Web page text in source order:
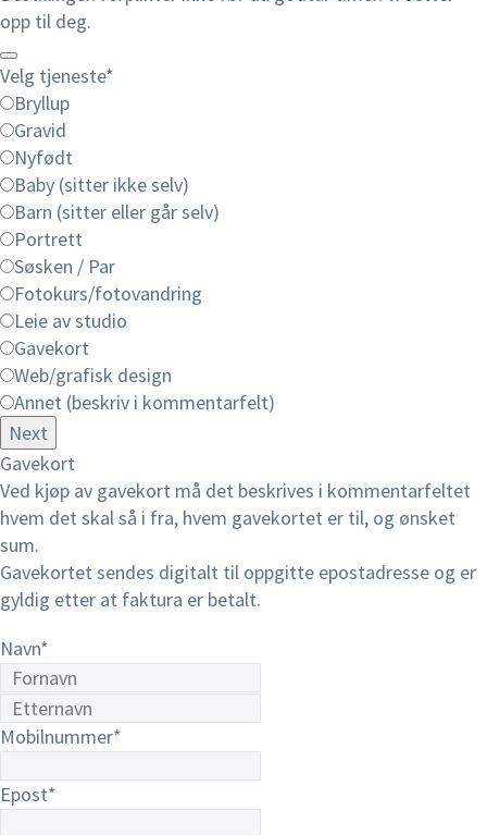
opp til deg.
Velg tjeneste*
Bryllup
Gravid
Nyfødt
Baby (sitter ikke selv)
Barn (sitter eller går selv)
Portrett
Søsken / Par
Fotokurs/fotovandring
Leie av studio
Gavekort
Web/grafisk design
Annet (beskriv i kommentarfelt)
Next
Gavekort
Ved kjøp av gavekort må det beskrives i kommentarfeltet
hvem det skal så i fra, hvem gavekortet er til, og ønsket
sum.
Gavekortet sendes digitalt til oppgitte epostadresse og er
gyldig etter at faktura er betalt.
Navn*
Mobilnummer*
Epost*